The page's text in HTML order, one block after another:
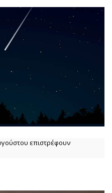
επιστρέφουν